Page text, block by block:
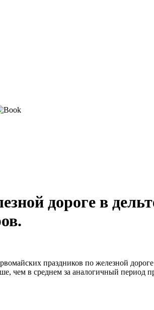
дороге в
праздников по железной
чем в среднем за аналогичный период